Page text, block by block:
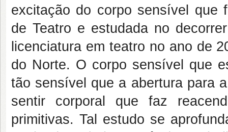
excitação do corpo sensível que
de Teatro e estudada no
licenciatura em teatro no ano de
do Norte. O corpo sensível que
tão sensível que a abertura para
sentir corporal que faz
primitivas. Tal estudo se